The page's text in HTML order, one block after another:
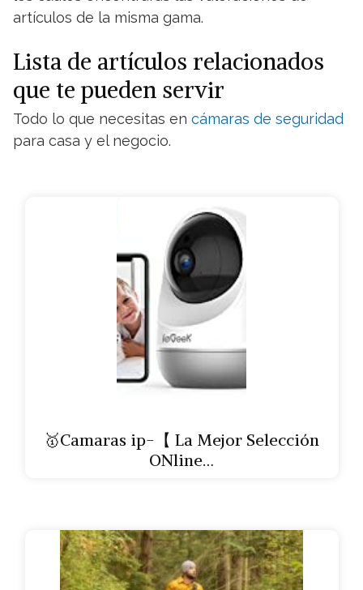
artículos de la misma gama.
Lista de artículos relacionados
que te pueden servir
Todo lo que necesitas en cámaras de seguridad
para casa y el negocio.
🥇Camaras ip-【 La Mejor Selección
ONline…